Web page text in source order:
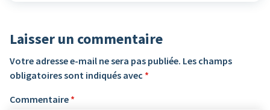
Laisser un commentaire
Votre adresse e-mail ne sera pas publiée. Les champs
obligatoires sont indiqués avec *
Commentaire *